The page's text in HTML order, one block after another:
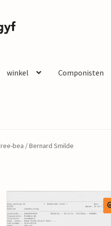
winkel Componisten
bea / Bernard Smilde